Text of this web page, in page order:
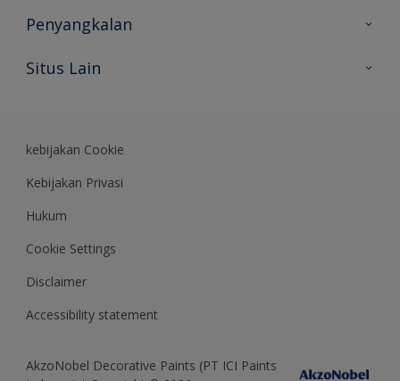
Temukan Warna
Wawasan Ahli
Penyangkalan
Akurasi Warna
Situs Lain
kebijakan Cookie
Kebijakan Privasi
Hukum
Cookie Settings
Disclaimer
Accessibility statement
AkzoNobel Decorative Paints (PT ICI Paints